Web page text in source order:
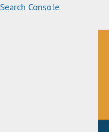
Search ConsoleLangsung